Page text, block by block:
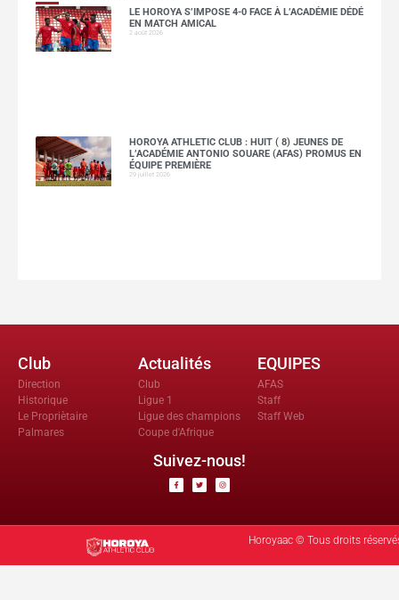
LE HOROYA S’IMPOSE 4-0 FACE À L’ACADÉMIE DÉDÉ
EN MATCH AMICAL
2 août 2026
HOROYA ATHLETIC CLUB : HUIT ( 8) JEUNES DE
L’ACADÉMIE ANTONIO SOUARE (AFAS) PROMUS EN
ÉQUIPE PREMIÈRE
29 juillet 2026
Club
Direction
Historique
Le Propriètaire
Palmares
Actualités
Club
Ligue 1
Ligue des champions
Coupe d'Afrique
EQUIPES
AFAS
Staff
Staff Web
Suivez-nous!
Horoyaac © Tous droits